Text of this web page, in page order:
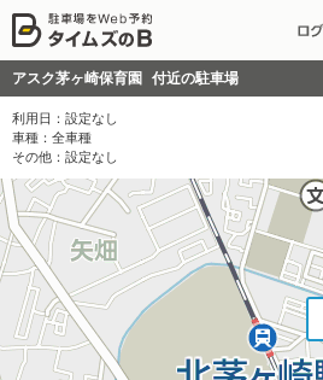
アスク茅ヶ崎保育園 付近の駐車場
利用日： 設定なし
車種： 全車種
その他： 設定なし